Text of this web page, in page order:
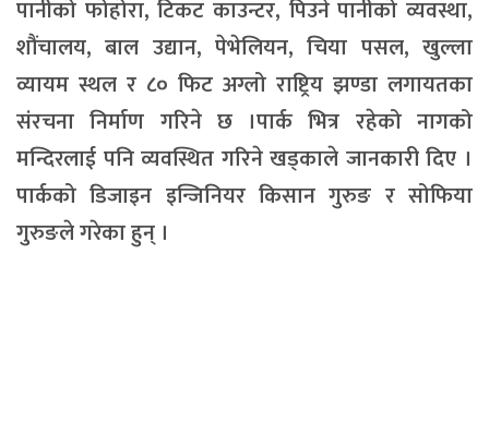
पानीको फोहोरा, टिकट काउन्टर, पिउने पानीको व्यवस्था,
शौंचालय, बाल उद्यान, पेभेलियन, चिया पसल, खुल्ला
व्यायम स्थल र ८० फिट अग्लो राष्ट्रिय झण्डा लगायतका
संरचना निर्माण गरिने छ ।पार्क भित्र रहेको नागको
मन्दिरलाई पनि व्यवस्थित गरिने खड्काले जानकारी दिए ।
पार्कको डिजाइन इन्जिनियर किसान गुरुङ र सोफिया
गुरुङले गरेका हुन् ।